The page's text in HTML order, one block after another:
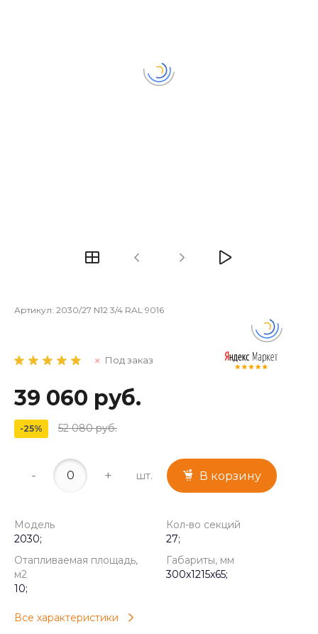
Артикул: 2030/27 N12 3/4 RAL 9016
Под заказ
39 060 руб.
-25% 52 080 руб.
- + шт. В корзину
Модель
2030;
Кол-во секций
27;
Отапливаемая площадь,
м2
10;
Габариты, мм
300x1215x65;
Все характеристики